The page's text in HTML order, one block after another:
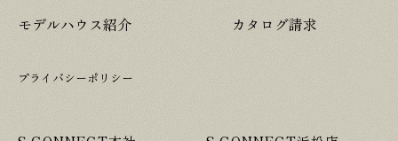
モデルハウス紹介
カタログ請求
プライバシーポリシー